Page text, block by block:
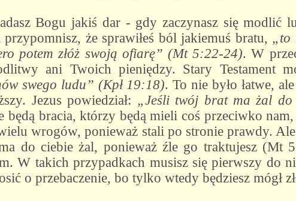
Bogu jakiś dar - gdy zaczynasz się modlić
że sprawiłeś ból jakiemuś bratu, „to
potem złóż swoją ofiarę” (Mt 5:22-24). W
ani Twoich pieniędzy. Stary Testament
swego ludu” (Kpł 19:18). To nie było łatwe,
Jezus powiedział: „Jeśli twój brat ma żal
będą bracia, którzy będą mieli coś przeciwko
wrogów, ponieważ stali po stronie prawdy.
do ciebie żal, ponieważ źle go traktujesz (Mt
W takich przypadkach musisz się pierwszy do
o przebaczenie, bo tylko wtedy będziesz mógł